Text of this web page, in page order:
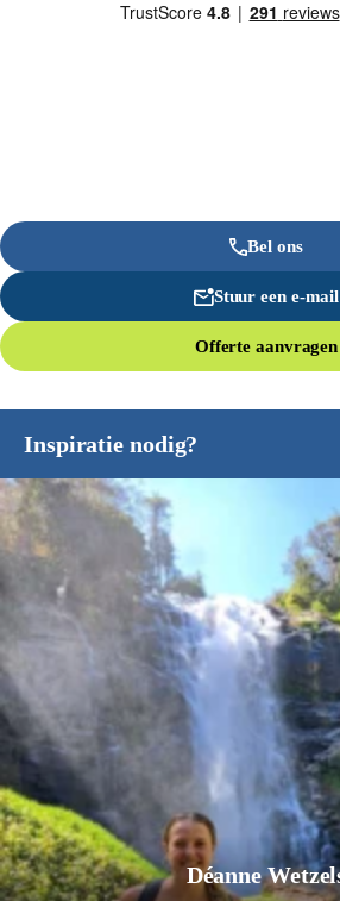
Bel ons
Stuur een e-mail
Offerte aanvragen
Inspiratie nodig?
Jurgen Pol